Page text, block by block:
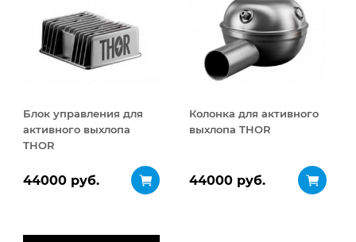
Блок управления для
активного выхлопа
THOR
44000 руб.
Колонка для активного
выхлопа THOR
44000 руб.